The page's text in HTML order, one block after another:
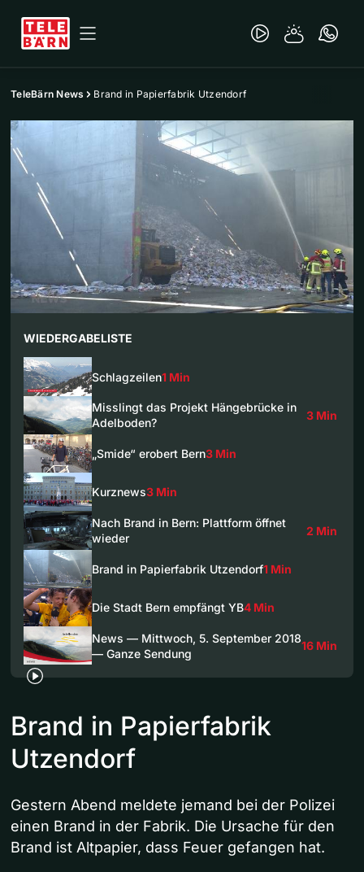
TeleBärn News Brand in Papierfabrik Utzendorf
WIEDERGABELISTE
Schlagzeilen1 Min
Misslingt das Projekt Hängebrücke in
Adelboden?
3 Min
„Smide“ erobert Bern3 Min
Kurznews3 Min
Nach Brand in Bern: Plattform öffnet
wieder
2 Min
Brand in Papierfabrik Utzendorf1 Min
Die Stadt Bern empfängt YB4 Min
News — Mittwoch, 5. September 2018
— Ganze Sendung
16 Min
Brand in Papierfabrik
Utzendorf
Gestern Abend meldete jemand bei der Polizei
einen Brand in der Fabrik. Die Ursache für den
Brand ist Altpapier, dass Feuer gefangen hat.